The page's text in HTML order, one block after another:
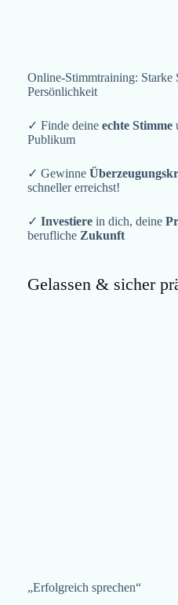
Online-Stimmtraining: Starke
Persönlichkeit
✓ Finde deine echte Stimme
Publikum
✓ Gewinne
schneller erreichst!
✓ Investiere in dich, deine
berufliche Zukunft
Gelassen & sicher
„Erfolgreich sprechen“